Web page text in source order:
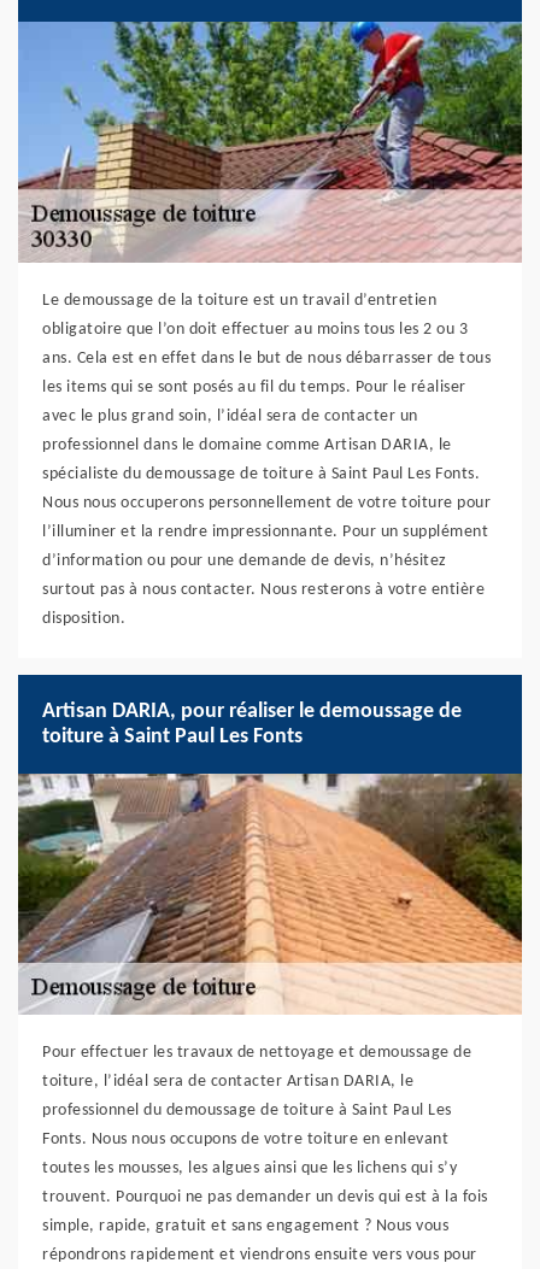
Le demoussage de la toiture est un travail d’entretien
obligatoire que l’on doit effectuer au moins tous les 2 ou 3
ans. Cela est en effet dans le but de nous débarrasser de tous
les items qui se sont posés au fil du temps. Pour le réaliser
avec le plus grand soin, l’idéal sera de contacter un
professionnel dans le domaine comme Artisan DARIA, le
spécialiste du demoussage de toiture à Saint Paul Les Fonts.
Nous nous occuperons personnellement de votre toiture pour
l’illuminer et la rendre impressionnante. Pour un supplément
d’information ou pour une demande de devis, n’hésitez
surtout pas à nous contacter. Nous resterons à votre entière
disposition.
Artisan DARIA, pour réaliser le demoussage de
toiture à Saint Paul Les Fonts
Pour effectuer les travaux de nettoyage et demoussage de
toiture, l’idéal sera de contacter Artisan DARIA, le
professionnel du demoussage de toiture à Saint Paul Les
Fonts. Nous nous occupons de votre toiture en enlevant
toutes les mousses, les algues ainsi que les lichens qui s’y
trouvent. Pourquoi ne pas demander un devis qui est à la fois
simple, rapide, gratuit et sans engagement ? Nous vous
répondrons rapidement et viendrons ensuite vers vous pour